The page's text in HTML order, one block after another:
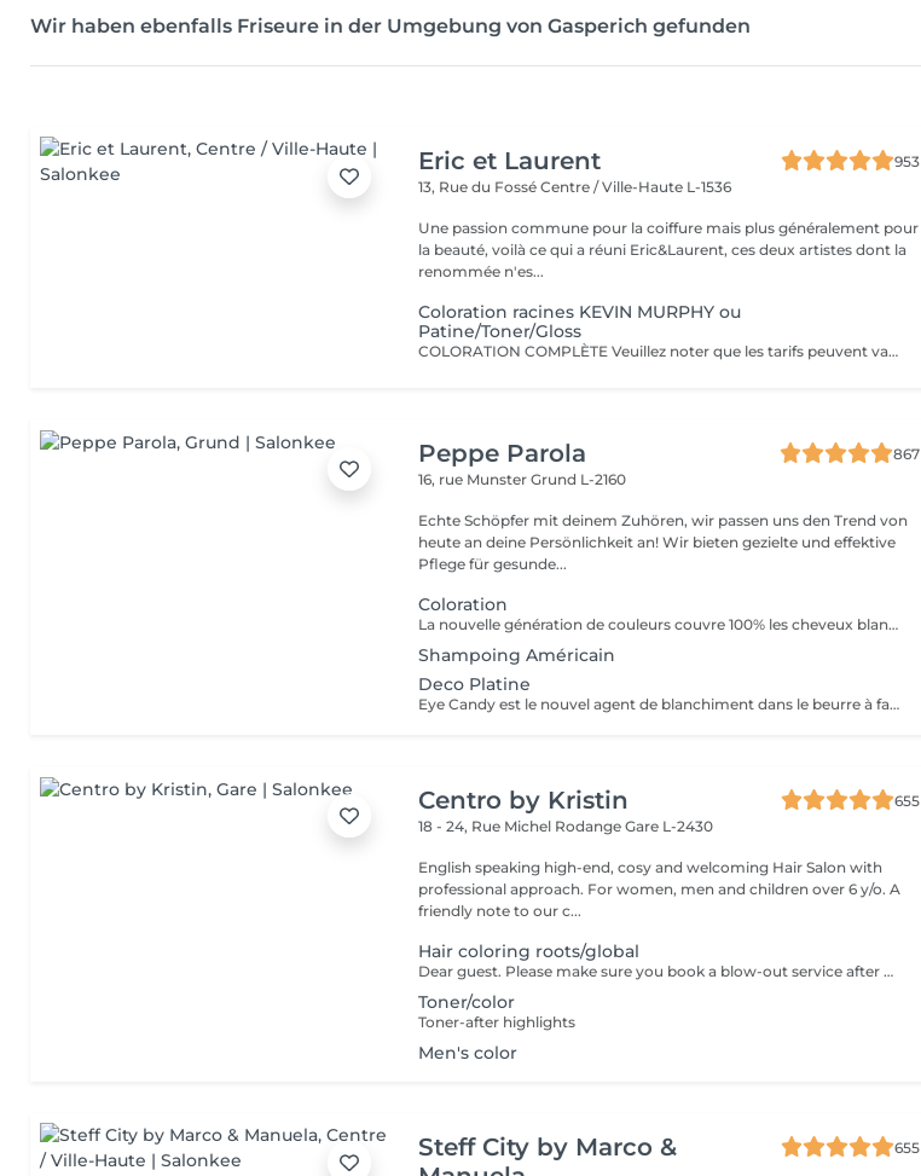
Wir haben ebenfalls Friseure in der Umgebung von Gasperich gefunden
Eric et Laurent
953
13, Rue du FosséCentre / Ville-Haute L-1536
Une passion commune pour la coiffure mais plus généralement pour
la beauté, voilà ce qui a réuni Eric&Laurent, ces deux artistes dont la
renommée n'es...
Coloration racines KEVIN MURPHY ou
Patine/Toner/Gloss
COLORATION COMPLÈTE Veuillez noter que les tarifs peuvent varier en fonction de la longueur des cheveux, de leur densité, de la quantité de produit nécessaire ainsi que de la complexité de la prestation. COLOR.ME by KEVIN.MURPHY Découvrez une expérience de coloration haut de gamme avec COLOR.ME by KEVIN.MURPHY, une gamme de coloration professionnelle alliant performance, innovation et respect de la fibre capillaire. Les avantages : Formule sans ammoniaque, sans PPD et sans parabène Enrichie en miel, beurre de karité et grenade pour nourrir et protéger les cheveux Jusqu'à 100 % de couverture des cheveux blancs Couleur intense, lumineuse et durable Respect optimal de la fibre capillaire et du cuir chevelu Cheveux visiblement plus doux, brillants et éclatants de santé Formule cruelty-free, développée dans le respect du bien-être animal Une expérience de coloration premium qui associe l'excellence de la couleur à des actifs de soin performants, pour un résultat sur mesure, éclatant et naturellement sophistiqué.
Peppe Parola
867
16, rue MunsterGrund L-2160
Echte Schöpfer mit deinem Zuhören, wir passen uns den Trend von
heute an deine Persönlichkeit an! Wir bieten gezielte und effektive
Pflege für gesunde...
Coloration
La nouvelle génération de couleurs couvre 100% les cheveux blancs, ce qui rend le traitement aussi naturel que possible car il ne contient ni ammoniaque, ni PPD (paraphénylènediamine), ni résorcine, ni paraben ni Nichel. L'ajout d'extrait de feuille de Baobab confère à la crème une grande valeur cosmétique, offrant protection, hydratation, brillance et douceur au toucher. Il contient également de l'huile d'argan, de l'huile de karité, de l'huile de pépins de raisin et de l'extrait de citron en remplacement de la paraffine. Ces composants d'origine végétale sont reconnus pour leur pouvoir hydratant, nourrissant et polissant exceptionnel.
Shampoing Américain
Deco Platine
Eye Candy est le nouvel agent de blanchiment dans le beurre à faible teneur en ammoniac, capable de garantir des résultats de blanchiment élevés sans attaquer ni endommager la structure du cheveu et avec une action délicate et protectrice sur la peau. Pendant les phases de décoloration, il protège les cheveux, leur donne force et vitalité, reconstruit et revitalise, tout en aidant à maintenir la structure capillaire compacte pendant tout le processus d'éclaircissement. Une formule innovante et efficace, un produit révolutionnaire au service du salon, en parfaite adéquation avec les tendances du moment, qui exigent souvent un éclairage extrême comme base des couleurs à la mode. Avec Eye Candy, vous pouvez décolorer les cheveux même à des rythmes soutenus en les laissant parfaitement intacts et vitaux!
Centro by Kristin
655
18 - 24, Rue Michel RodangeGare L-2430
English speaking high-end, cosy and welcoming Hair Salon with
professional approach. For women, men and children over 6 y/o. A
friendly note to our c...
Hair coloring roots/global
Dear guest. Please make sure you book a blow-out service after your color service, that is additional 30 minutes to the total service. Thank you for understanding. Team Centro
Toner/color
Toner-after highlights
Men's color
Steff City by Marco &
655